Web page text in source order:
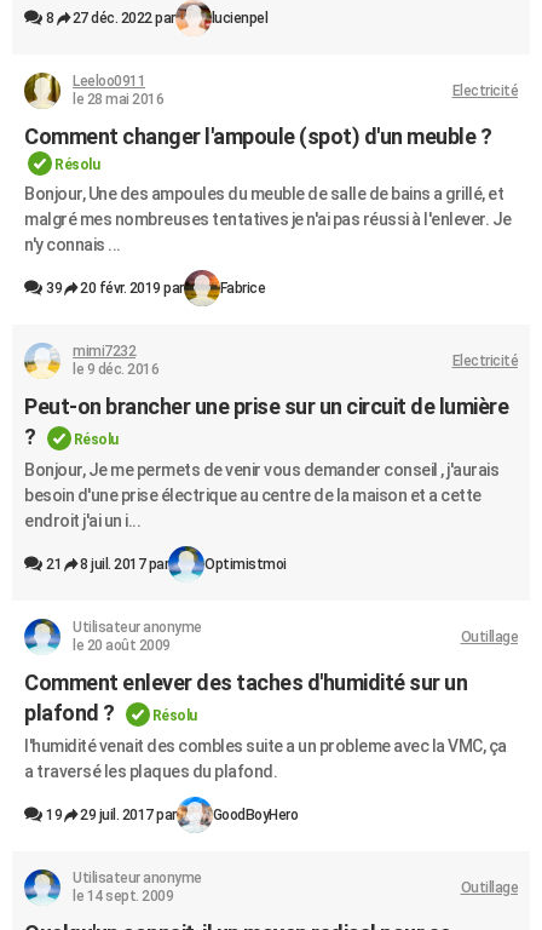
8 27 déc. 2022 par lucienpel
Leeloo0911
le 28 mai 2016
Electricité
Comment changer l'ampoule (spot) d'un meuble ?
Résolu
Bonjour, Une des ampoules du meuble de salle de bains a grillé, et
malgré mes nombreuses tentatives je n'ai pas réussi à l'enlever. Je
n'y connais ...
39 20 févr. 2019 par Fabrice
mimi7232
le 9 déc. 2016
Electricité
Peut-on brancher une prise sur un circuit de lumière
?
Résolu
Bonjour, Je me permets de venir vous demander conseil , j'aurais
besoin d'une prise électrique au centre de la maison et a cette
endroit j'ai un i...
21 8 juil. 2017 par Optimistmoi
Utilisateur anonyme
le 20 août 2009
Outillage
Comment enlever des taches d'humidité sur un
plafond ?
Résolu
l'humidité venait des combles suite a un probleme avec la VMC, ça
a traversé les plaques du plafond.
19 29 juil. 2017 par GoodBoyHero
Utilisateur anonyme
le 14 sept. 2009
Outillage